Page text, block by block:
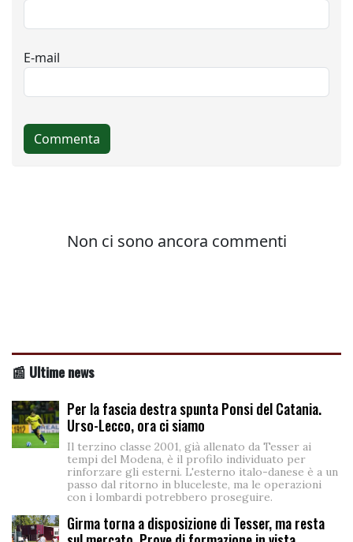
📰 Ultime news
Per la fascia destra spunta Ponsi del Catania.
Urso-Lecco, ora ci siamo
Il terzino classe 2001, già allenato da Tesser ai
tempi del Modena, è il profilo individuato per
rinforzare gli esterni. L'esterno italo-danese è a un
passo dal ritorno in bluceleste, ma le operazioni
con i lombardi potrebbero proseguire.
Girma torna a disposizione di Tesser, ma resta